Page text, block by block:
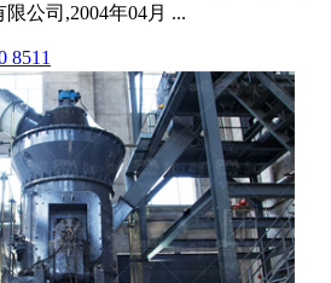
公司,2004年04月 ...
8511